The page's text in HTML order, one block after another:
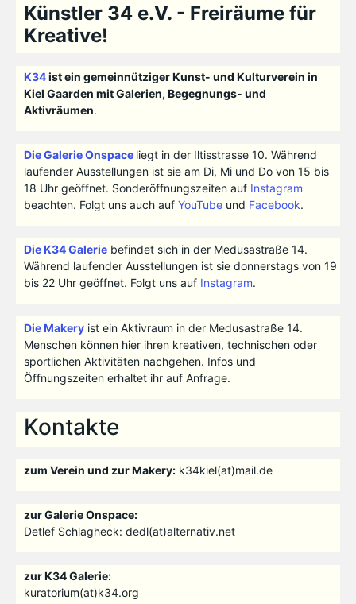
Künstler 34 e.V. - Freiräume für
Kreative!
K34ist ein gemeinnütziger Kunst- und Kulturverein in
Kiel Gaarden mit Galerien, Begegnungs- und
Aktivräumen.
Die Galerie Onspace liegt in der Iltisstrasse 10. Während
laufender Ausstellungen ist sie am Di, Mi und Do von 15 bis
18 Uhr geöffnet. Sonderöffnungszeiten auf Instagram
beachten. Folgt uns auch auf YouTubeund Facebook.
Die K34 Galeriebefindet sich in der Medusastraße 14.
Während laufender Ausstellungen ist sie donnerstags von 19
bis 22 Uhr geöffnet. Folgt uns auf Instagram.
Die Makeryist ein Aktivraum in der Medusastraße 14.
Menschen können hier ihren kreativen, technischen oder
sportlichen Aktivitäten nachgehen. Infos und
Öffnungszeiten erhaltet ihr auf Anfrage.
Kontakte
zum Verein und zur Makery:k34kiel(at)mail.de
zur Galerie Onspace:
Detlef Schlagheck: dedl(at)alternativ.net
zur K34 Galerie:
kuratorium(at)k34.org